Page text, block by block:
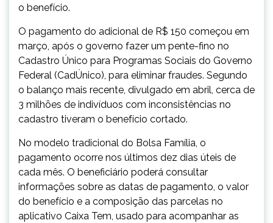
o benefício.
O pagamento do adicional de R$ 150 começou em
março, após o governo fazer um pente-fino no
Cadastro Único para Programas Sociais do Governo
Federal (CadÚnico), para eliminar fraudes. Segundo
o balanço mais recente, divulgado em abril, cerca de
3 milhões de indivíduos com inconsistências no
cadastro tiveram o benefício cortado.
No modelo tradicional do Bolsa Família, o
pagamento ocorre nos últimos dez dias úteis de
cada mês. O beneficiário poderá consultar
informações sobre as datas de pagamento, o valor
do benefício e a composição das parcelas no
aplicativo Caixa Tem, usado para acompanhar as